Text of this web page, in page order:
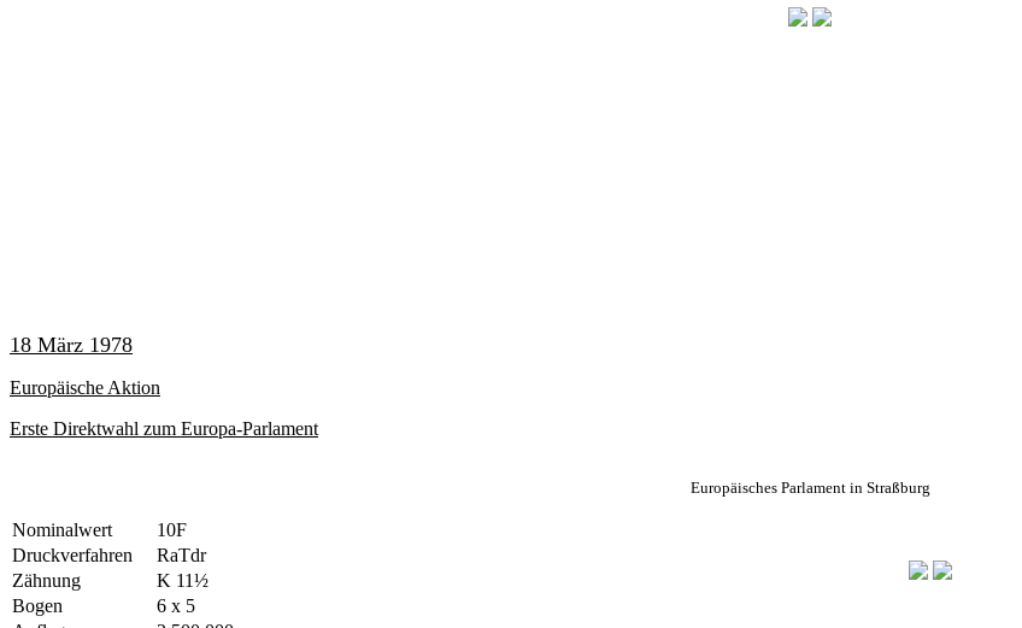
18 März 1978
Europäische Aktion
Erste Direktwahl zum Europa-Parlament
Europäisches Parlament in Straßburg
Nominalwert
10F
Druckverfahren
RaTdr
Zähnung
K 11½
Bogen
6 x 5